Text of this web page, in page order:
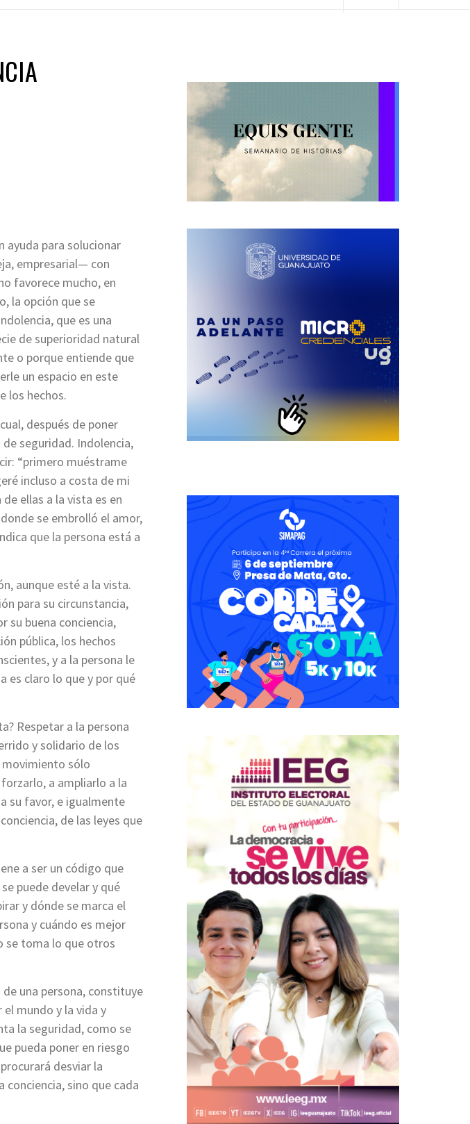
ayuda para solucionar
empresarial— con
favorece mucho, en
la opción que se
que es una
de superioridad natural
o porque entiende que
un espacio en este
los hechos.
después de poner
seguridad. Indolencia,
“primero muéstrame
incluso a costa de mi
ellas a la vista es en
se embrolló el amor,
que la persona está a
aunque esté a la vista.
para su circunstancia,
su buena conciencia,
pública, los hechos
y a la persona le
es claro lo que y por qué
Respetar a la persona
y solidario de los
movimiento sólo
a ampliarlo a la
su favor, e igualmente
de las leyes que
a ser un código que
puede develar y qué
y dónde se marca el
y cuándo es mejor
se toma lo que otros
una persona, constituye
mundo y la vida y
la seguridad, como se
pueda poner en riesgo
desviar la
conciencia, sino que cada